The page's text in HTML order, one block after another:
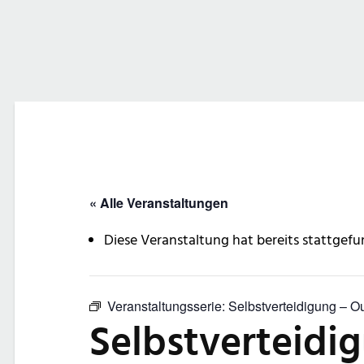
« Alle Veranstaltungen
Diese Veranstaltung hat bereits
Veranstaltungsserie: Selbstverteidigung –